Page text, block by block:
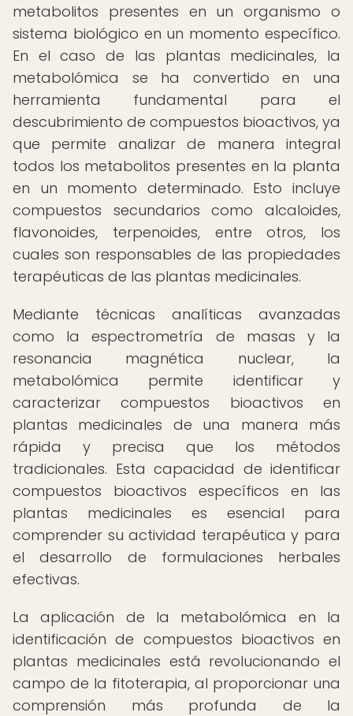
metabolitos presentes en un organismo o
sistema biológico en un momento específico.
En el caso de las plantas medicinales, la
metabolómica se ha convertido en una
herramienta fundamental para el
descubrimiento de compuestos bioactivos, ya
que permite analizar de manera integral
todos los metabolitos presentes en la planta
en un momento determinado. Esto incluye
compuestos secundarios como alcaloides,
flavonoides, terpenoides, entre otros, los
cuales son responsables de las propiedades
terapéuticas de las plantas medicinales.
Mediante técnicas analíticas avanzadas
como la espectrometría de masas y la
resonancia magnética nuclear, la
metabolómica permite identificar y
caracterizar compuestos bioactivos en
plantas medicinales de una manera más
rápida y precisa que los métodos
tradicionales. Esta capacidad de identificar
compuestos bioactivos específicos en las
plantas medicinales es esencial para
comprender su actividad terapéutica y para
el desarrollo de formulaciones herbales
efectivas.
La aplicación de la metabolómica en la
identificación de compuestos bioactivos en
plantas medicinales está revolucionando el
campo de la fitoterapia, al proporcionar una
comprensión más profunda de la